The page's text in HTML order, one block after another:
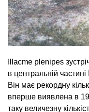
Illacme plenipes
в центральній
Він має рекордну
вперше виявлена в
таку величезну